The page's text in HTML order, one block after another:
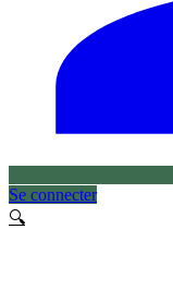
Se connecter
🔍